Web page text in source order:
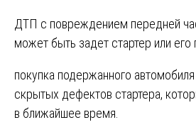
ДТП с повреждением передней
может быть задет стартер или его
покупка подержанного
скрытых дефектов стартера,
в ближайшее время.